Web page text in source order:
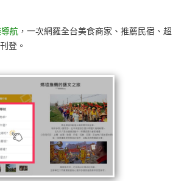
航 ，一次網羅全台美食商家、推薦民宿、超
登。